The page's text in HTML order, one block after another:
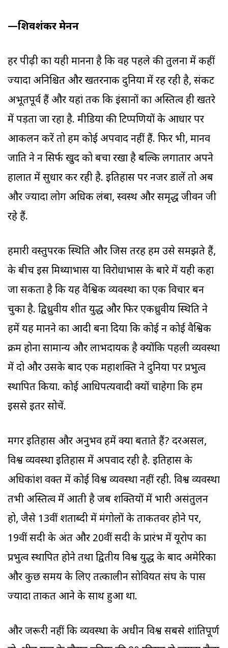
—शिवशंकर मेनन
हर पीढ़ी का यही मानना है कि वह पहले की तुलना में कहीं
ज्यादा अनिश्चित और खतरनाक दुनिया में रह रही है, संकट
अभूतपूर्व हैं और यहां तक कि इंसानों का अस्तित्व ही खतरे
में पड़ता जा रहा है. मीडिया की टिप्पणियों के आधार पर
आकलन करें तो हम कोई अपवाद नहीं हैं. फिर भी, मानव
जाति ने न सिर्फ खुद को बचा रखा है बल्कि लगातार अपने
हालात में सुधार कर रही है. इतिहास पर नजर डालें तो अब
और ज्यादा लोग अधिक लंबा, स्वस्थ और समृद्ध जीवन जी
रहे हैं.
हमारी वस्तुपरक स्थिति और जिस तरह हम उसे समझते हैं,
के बीच इस मिथ्याभास या विरोधाभास के बारे में यही कहा
जा सकता है कि यह वैश्विक व्यवस्था का एक विचार बन
चुका है. द्विध्रुवीय शीत युद्ध और फिर एकध्रुवीय स्थिति ने
हमें यह मानने का आदी बना दिया कि कोई न कोई वैश्विक
क्रम होना सामान्य और लाभदायक है क्योंकि पहली व्यवस्था
में दो और उसके बाद एक महाशक्ति ने दुनिया पर प्रभुत्व
स्थापित किया. कोई आधिपत्यवादी क्यों चाहेगा कि हम
इससे इतर सोचें.
मगर इतिहास और अनुभव हमें क्या बताते हैं? दरअसल,
विश्व व्यवस्था इतिहास में अपवाद रही है. इतिहास के
अधिकांश वक्त में कोई विश्व व्यवस्था नहीं रही. विश्व व्यवस्था
तभी अस्तित्व में आती है जब शक्तियों में भारी असंतुलन
हो, जैसे 13वीं शताब्दी में मंगोलों के ताकतवर होने पर,
19वीं सदी के अंत और 20वीं सदी के प्रारंभ में यूरोप का
प्रभुत्व स्थापित होने तथा द्वितीय विश्व युद्ध के बाद अमेरिका
और कुछ समय के लिए तत्कालीन सोवियत संघ के पास
ज्यादा ताकत आने के साथ हुआ था.
और जरूरी नहीं कि व्यवस्था के अधीन विश्व सबसे शांतिपूर्ण